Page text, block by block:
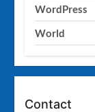
WordPress
World
Contact